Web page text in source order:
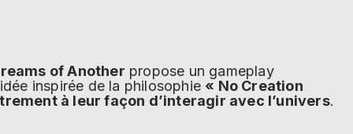
of Another propose un gameplay
inspirée de la philosophie « No Creation
à leur façon d’interagir avec l’univers.